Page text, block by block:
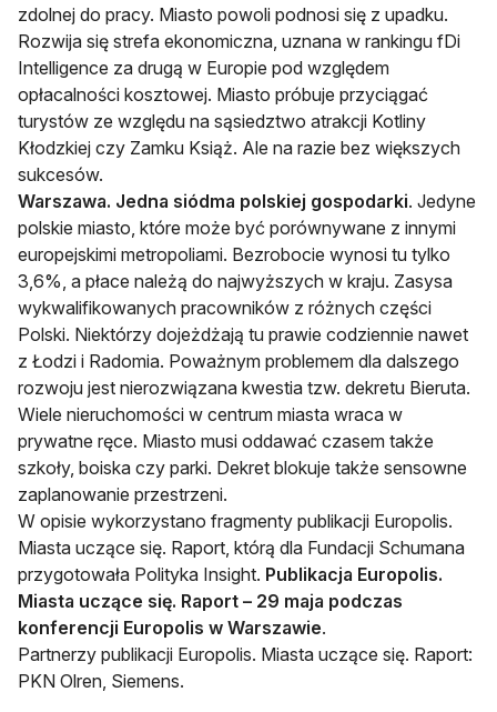
zdolnej do pracy. Miasto powoli podnosi się z upadku.
Rozwija się strefa ekonomiczna, uznana w rankingu fDi
Intelligence za drugą w Europie pod względem
opłacalności kosztowej. Miasto próbuje przyciągać
turystów ze względu na sąsiedztwo atrakcji Kotliny
Kłodzkiej czy Zamku Książ. Ale na razie bez większych
sukcesów.
Warszawa. Jedna siódma polskiej gospodarki. Jedyne
polskie miasto, które może być porównywane z innymi
europejskimi metropoliami. Bezrobocie wynosi tu tylko
3,6%, a płace należą do najwyższych w kraju. Zasysa
wykwalifikowanych pracowników z różnych części
Polski. Niektórzy dojeżdżają tu prawie codziennie nawet
z Łodzi i Radomia. Poważnym problemem dla dalszego
rozwoju jest nierozwiązana kwestia tzw. dekretu Bieruta.
Wiele nieruchomości w centrum miasta wraca w
prywatne ręce. Miasto musi oddawać czasem także
szkoły, boiska czy parki. Dekret blokuje także sensowne
zaplanowanie przestrzeni.
W opisie wykorzystano fragmenty publikacji Europolis.
Miasta uczące się. Raport, którą dla Fundacji Schumana
przygotowała Polityka Insight. Publikacja Europolis.
Miasta uczące się. Raport – 29 maja podczas
konferencji Europolis w Warszawie.
Partnerzy publikacji Europolis. Miasta uczące się. Raport:
PKN Olren, Siemens.